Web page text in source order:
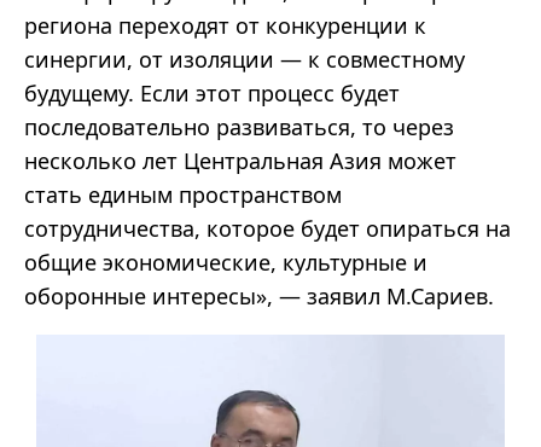
региона переходят от конкуренции к
синергии, от изоляции — к совместному
будущему. Если этот процесс будет
последовательно развиваться, то через
несколько лет Центральная Азия может
стать единым пространством
сотрудничества, которое будет опираться на
общие экономические, культурные и
оборонные интересы», — заявил М.Сариев.